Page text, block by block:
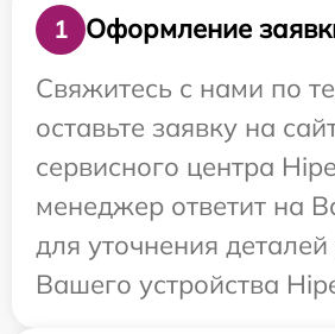
1
Оформление
Свяжитесь с нами по
оставьте заявку на
сервисного центра
менеджер ответит на
для уточнения
Вашего устройства